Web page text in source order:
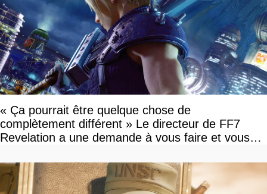
« Ça pourrait être quelque chose de
complètement différent » Le directeur de FF7
Revelation a une demande à vous faire et vous